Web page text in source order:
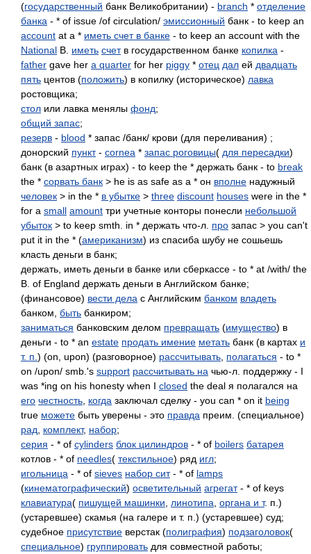
(государственный банк Великобритании) - branch * отделение
банка - * of issue /of circulation/ эмиссионный банк - to keep an
account at a * иметь счет в банке - to keep an account with the
National B. иметь счетв государственном банке копилка -
father gave her a quarter for her piggy * отец дал ей двадцать
пять центов (положить) в копилку (историческое) лавка
ростовщика;
стол или лавка менялы фонд;
общий запас;
резерв - blood * запас /банк/ крови (для переливания) ;
донорский пункт- cornea * запас роговицы( для пересадки)
банк (в азартных играх) - to keep the * держать банк - to break
the * сорвать банк > he is as safe as a * он вполне надужный
человек > in the * в убытке > three discount houses were in the *
for a small amount три учетные конторы понесли небольшой
убыток > to keep smth. in * держать что-л. про запас > you can't
put it in the * (американизм) из спасиба шубу не сошьешь
класть деньги в банк;
держать, иметь деньги в банке или сберкассе - to * at /with/ the
B. of England держать деньги в Английском банке;
(финансовое) вести дела с Английским банком владеть
банком, быть банкиром;
заниматься банковским делом превращать (имущество) в
деньги - to * an estate продать имение метать банк (в картах и
т. п. ) (on, upon) (разговорное) рассчитывать полагаться - to *
on /upon/ smb.'s support рассчитывать на чью-л. поддержку - I
was *ing on his honesty when I closed the deal я полагался на
его честность когда заключал сделку - you can * on it being
true можете быть уверены - это правда преим. (специальное)
рад
комплект, набор;
серия - * of cylinders блок цилиндров - * of boilers батарея
котлов - * of needles( текстильное) ряд игл;
игольница - * of sieves набор сит- * of lamps
(кинематографический) осветительный агрегат- * of keys
клавиатура( пишущей машинки линотипа органа и т. п.)
(устаревшее) скамья (на галере и т. п.) (устаревшее) суд;
судебное присутствие верстак (полиграфия) подзаголовок(
специальное) группировать для совместной работы;